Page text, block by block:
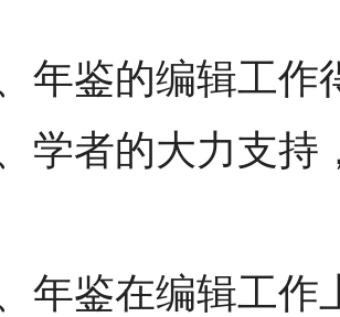
年鉴的编辑工
学者的大力支持
年鉴在编辑工作